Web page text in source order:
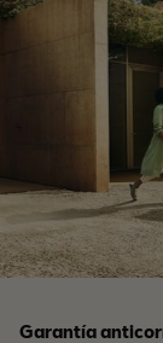
Garantía